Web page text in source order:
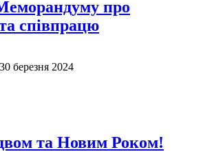
про
співпрацю
березня 2024
та Новим Роком!